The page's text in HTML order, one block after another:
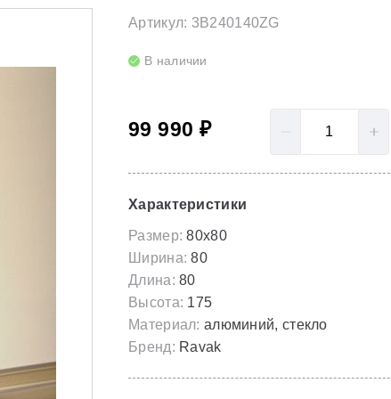
Полотенцесушители
Гидромассаж для ванны
Серия Spring
Скрытые части
Артикул: 3B240140ZG
В наличии
99 990 ₽
Характеристики
Размер: 80x80
Ширина: 80
Длина: 80
Высота: 175
Материал: алюминий, стекло
Бренд: Ravak